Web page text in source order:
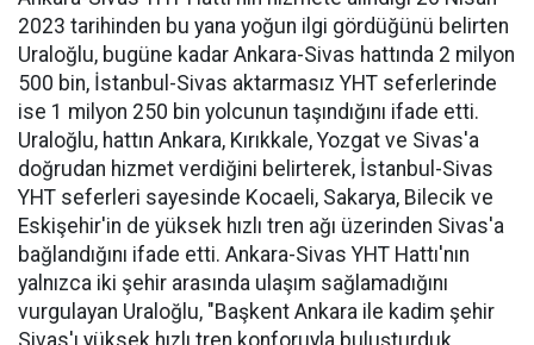
2023 tarihinden bu yana yoğun ilgi gördüğünü belirten
Uraloğlu, bugüne kadar Ankara-Sivas hattında 2 milyon
500 bin, İstanbul-Sivas aktarmasız YHT seferlerinde
ise 1 milyon 250 bin yolcunun taşındığını ifade etti.
Uraloğlu, hattın Ankara, Kırıkkale, Yozgat ve Sivas'a
doğrudan hizmet verdiğini belirterek, İstanbul-Sivas
YHT seferleri sayesinde Kocaeli, Sakarya, Bilecik ve
Eskişehir'in de yüksek hızlı tren ağı üzerinden Sivas'a
bağlandığını ifade etti. Ankara-Sivas YHT Hattı'nın
yalnızca iki şehir arasında ulaşım sağlamadığını
vurgulayan Uraloğlu, "Başkent Ankara ile kadim şehir